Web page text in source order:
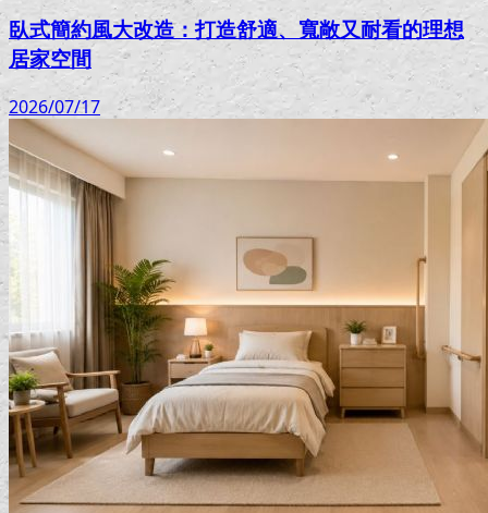
臥式簡約風大改造：打造舒適、寬敞又耐看的理想
居家空間
2026/07/17